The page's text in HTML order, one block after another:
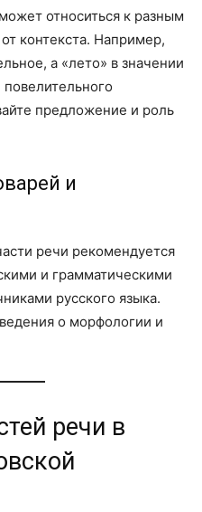
относиться к разным
контекста. Например,
а «лето» в значении
предложение и роль
и
речи рекомендуется
и грамматическими
русского языка.
о морфологии и
речи в